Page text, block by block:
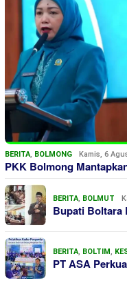
BERITA, BOLMONG Kamis, 6
PKK Bolmong
BERITA, BOLMUT
Bupati Boltara
BERITA, BOLTIM,
PT ASA